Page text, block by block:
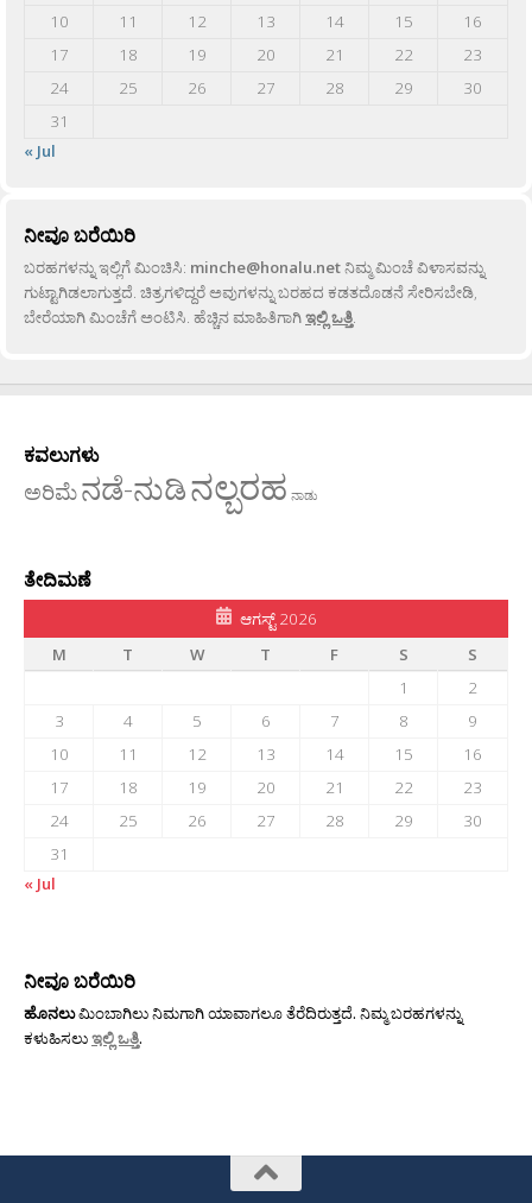
10
11 12 13 14 15
16
17
18 19 20 21 22
23
24
25 26 27 28 29
30
31
« Jul
ನೀವೂ ಬರೆಯಿರಿ
ಬರಹಗಳನ್ನು ಇಲ್ಲಿಗೆ ಮಿಂಚಿಸಿ: minche@honalu.netನಿಮ್ಮ ಮಿಂಚೆ ವಿಳಾಸವನ್ನು
ಗುಟ್ಟಾಗಿಡಲಾಗುತ್ತದೆ. ಚಿತ್ರಗಳಿದ್ದರೆ ಅವುಗಳನ್ನು ಬರಹದ ಕಡತದೊಡನೆ ಸೇರಿಸಬೇಡಿ,
ಬೇರೆಯಾಗಿ ಮಿಂಚೆಗೆ ಅಂಟಿಸಿ. ಹೆಚ್ಚಿನ ಮಾಹಿತಿಗಾಗಿಇಲ್ಲಿ ಒತ್ತಿ.
ಕವಲುಗಳು
ಅರಿಮೆನಡೆ-ನುಡಿನಲ್ಬರಹ ನಾಡು
ತೇದಿಮಣೆ
ಆಗಸ್ಟ್ 2026
M
T W T F S
S
1
2
3
4 5 6 7 8
9
10
11 12 13 14 15
16
17
18 19 20 21 22
23
24
25 26 27 28 29
30
31
« Jul
ನೀವೂ ಬರೆಯಿರಿ
ಹೊನಲುಮಿಂಬಾಗಿಲು ನಿಮಗಾಗಿ ಯಾವಾಗಲೂ ತೆರೆದಿರುತ್ತದೆ. ನಿಮ್ಮ ಬರಹಗಳನ್ನು
ಕಳುಹಿಸಲುಇಲ್ಲಿ ಒತ್ತಿ.